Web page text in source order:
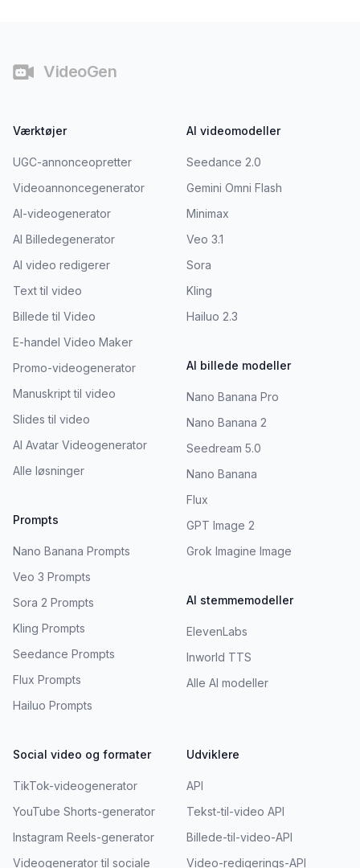
VideoGen
Værktøjer
UGC-annonceopretter
Videoannoncegenerator
AI-videogenerator
AI Billedegenerator
AI video redigerer
Text til video
Billede til Video
E-handel Video Maker
Promo-videogenerator
Manuskript til video
Slides til video
AI Avatar Videogenerator
Alle løsninger
Prompts
Nano Banana Prompts
Veo 3 Prompts
Sora 2 Prompts
Kling Prompts
Seedance Prompts
Flux Prompts
Hailuo Prompts
AI videomodeller
Seedance 2.0
Gemini Omni Flash
Minimax
Veo 3.1
Sora
Kling
Hailuo 2.3
AI billede modeller
Nano Banana Pro
Nano Banana 2
Seedream 5.0
Nano Banana
Flux
GPT Image 2
Grok Imagine Image
AI stemmemodeller
ElevenLabs
Inworld TTS
Alle AI modeller
Social video og formater
TikTok-videogenerator
YouTube Shorts-generator
Instagram Reels-generator
Videogenerator til sociale
Udviklere
API
Tekst-til-video API
Billede-til-video-API
Video-redigerings-API